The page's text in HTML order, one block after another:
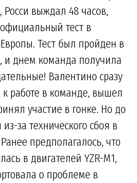
, Росси выждал 48 часов,
тест в
Тест был пройден в
и днем команда получила
Валентино сразу
работе в команде, вышел
участие в гонке. Но до
за технического сбоя в
предполагалось, что
в двигателей YZR-M1,
о проблеме в